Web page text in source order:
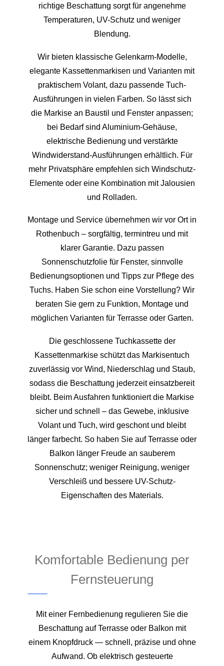
richtige Beschattung sorgt für angenehme
Temperaturen, UV-Schutz und weniger
Blendung.
Wir bieten klassische Gelenkarm-Modelle,
elegante Kassettenmarkisen und Varianten mit
praktischem Volant, dazu passende Tuch-
Ausführungen in vielen Farben. So lässt sich
die Markise an Baustil und Fenster anpassen;
bei Bedarf sind Aluminium-Gehäuse,
elektrische Bedienung und verstärkte
Windwiderstand-Ausführungen erhältlich. Für
mehr Privatsphäre empfehlen sich Windschutz-
Elemente oder eine Kombination mit Jalousien
und Rolladen.
Montage und Service übernehmen wir vor Ort in
Rothenbuch – sorgfältig, termintreu und mit
klarer Garantie. Dazu passen
Sonnenschutzfolie für Fenster, sinnvolle
Bedienungsoptionen und Tipps zur Pflege des
Tuchs. Haben Sie schon eine Vorstellung? Wir
beraten Sie gern zu Funktion, Montage und
möglichen Varianten für Terrasse oder Garten.
Die geschlossene Tuchkassette der
Kassettenmarkise schützt das Markisentuch
zuverlässig vor Wind, Niederschlag und Staub,
sodass die Beschattung jederzeit einsatzbereit
bleibt. Beim Ausfahren funktioniert die Markise
sicher und schnell – das Gewebe, inklusive
Volant und Tuch, wird geschont und bleibt
länger farbecht. So haben Sie auf Terrasse oder
Balkon länger Freude an sauberem
Sonnenschutz; weniger Reinigung, weniger
Verschleiß und bessere UV-Schutz-
Eigenschaften des Materials.
Komfortable Bedienung per
Fernsteuerung
Mit einer Fernbedienung regulieren Sie die
Beschattung auf Terrasse oder Balkon mit
einem Knopfdruck — schnell, präzise und ohne
Aufwand. Ob elektrisch gesteuerte